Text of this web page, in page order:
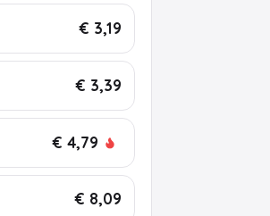
€ 3,19
€ 3,39
€ 4,79
€ 8,09